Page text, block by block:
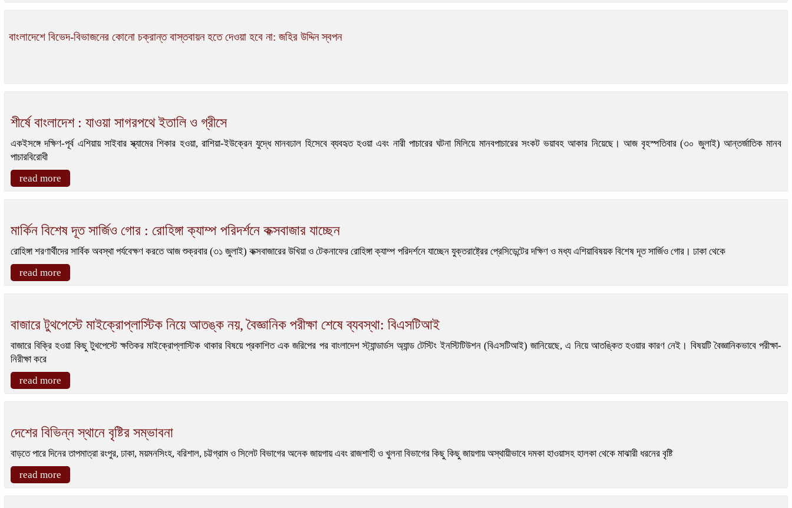
বাংলাদেশে বিভেদ-বিভাজনের কোনো চক্রান্ত বাস্তবায়ন হতে দেওয়া হবে না: জহির উদ্দিন স্বপন
শীর্ষে বাংলাদেশ : যাওয়া সাগরপথে ইতালি ও গ্রীসে
একইসঙ্গে দক্ষিণ-পূর্ব এশিয়ায় সাইবার স্ক্যামের শিকার হওয়া, রাশিয়া-ইউক্রেন যুদ্ধে মানবঢাল হিসেবে ব্যবহৃত হওয়া এবং নারী পাচারের ঘটনা মিলিয়ে মানবপাচারের সংকট ভয়াবহ আকার নিয়েছে। আজ বৃহস্পতিবার (৩০ জুলাই) আন্তর্জাতিক মানব
পাচারবিরোধী
read more
মার্কিন বিশেষ দূত সার্জিও গোর : রোহিঙ্গা ক্যাম্প পরিদর্শনে কক্সবাজার যাচ্ছেন
রোহিঙ্গা শরণার্থীদের সার্বিক অবস্থা পর্যবেক্ষণ করতে আজ শুক্রবার (৩১ জুলাই) কক্সবাজারের উখিয়া ও টেকনাফের রোহিঙ্গা ক্যাম্প পরিদর্শনে যাচ্ছেন যুক্তরাষ্ট্রের প্রেসিডেন্টের দক্ষিণ ও মধ্য এশিয়াবিষয়ক বিশেষ দূত সার্জিও গোর। ঢাকা থেকে
read more
বাজারে টুথপেস্টে মাইক্রোপ্লাস্টিক নিয়ে আতঙ্ক নয়, বৈজ্ঞানিক পরীক্ষা শেষে ব্যবস্থা: বিএসটিআই
বাজারে বিক্রি হওয়া কিছু টুথপেস্টে ক্ষতিকর মাইক্রোপ্লাস্টিক থাকার বিষয়ে প্রকাশিত এক জরিপের পর বাংলাদেশ স্ট্যান্ডার্ডস অ্যান্ড টেস্টিং ইনস্টিটিউশন (বিএসটিআই) জানিয়েছে, এ নিয়ে আতঙ্কিত হওয়ার কারণ নেই। বিষয়টি বৈজ্ঞানিকভাবে পরীক্ষা-
নিরীক্ষা করে
read more
দেশের বিভিন্ন স্থানে বৃষ্টির সম্ভাবনা
বাড়তে পারে দিনের তাপমাত্রা রংপুর, ঢাকা, ময়মনসিংহ, বরিশাল, চট্টগ্রাম ও সিলেট বিভাগের অনেক জায়গায় এবং রাজশাহী ও খুলনা বিভাগের কিছু কিছু জায়গায় অস্থায়ীভাবে দমকা হাওয়াসহ হালকা থেকে মাঝারী ধরনের বৃষ্টি
read more